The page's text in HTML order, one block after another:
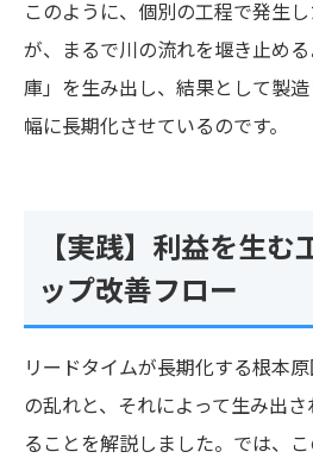
このように、個別の工程で発生
が、まるで川の流れを堰き止め
庫」を生み出し、結果として製
幅に長期化させているのです。
【実践】利益を生
ップ改善フロー
リードタイムが長期化する根本
の乱れと、それによって生み出
ることを解説しました。では、